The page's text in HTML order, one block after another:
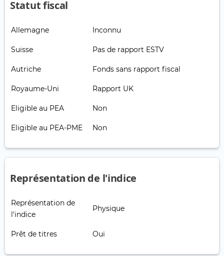
Statut fiscal
Allemagne Inconnu
Suisse Pas de rapport ESTV
Autriche Fonds sans rapport fiscal
Royaume-Uni Rapport UK
Eligible au PEA Non
Eligible au PEA-PME Non
Représentation de l'indice
Représentation de
l'indice
Physique
Prêt de titres Oui